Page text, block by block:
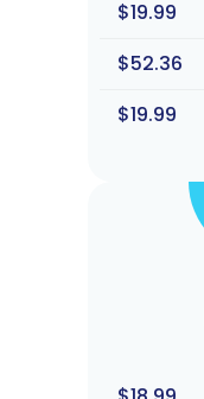
$19.99
$52.36
$19.99